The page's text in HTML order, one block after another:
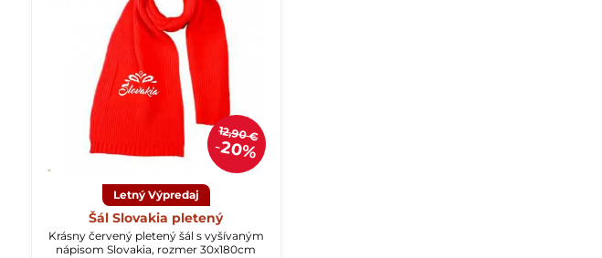
12,90 €
20%
Letný Výpredaj
Šál Slovakia pletený
Krásny červený pletený šál s vyšívaným
nápisom Slovakia, rozmer 30x180cm